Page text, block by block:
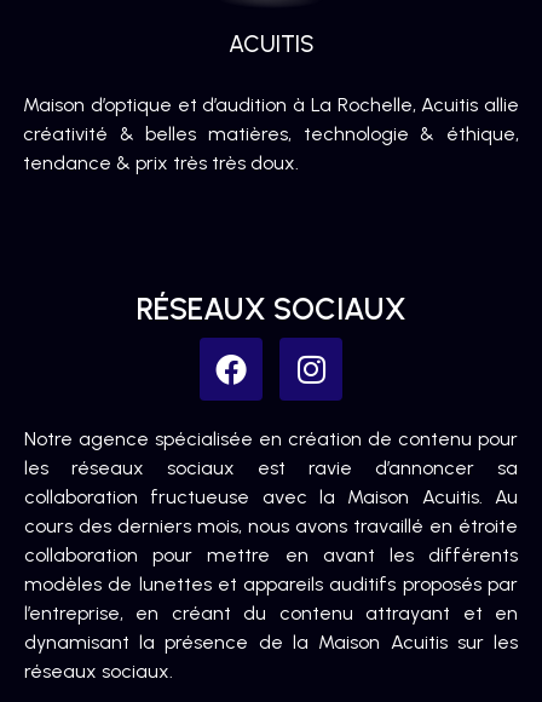
ACUITIS
Maison d’optique et d’audition à La Rochelle, Acuitis allie
créativité & belles matières, technologie & éthique,
tendance & prix très très doux.
RÉSEAUX SOCIAUX
Notre agence spécialisée en création de contenu pour
les réseaux sociaux est ravie d’annoncer sa
collaboration fructueuse avec la Maison Acuitis. Au
cours des derniers mois, nous avons travaillé en étroite
collaboration pour mettre en avant les différents
modèles de lunettes et appareils auditifs proposés par
l’entreprise, en créant du contenu attrayant et en
dynamisant la présence de la Maison Acuitis sur les
réseaux sociaux.